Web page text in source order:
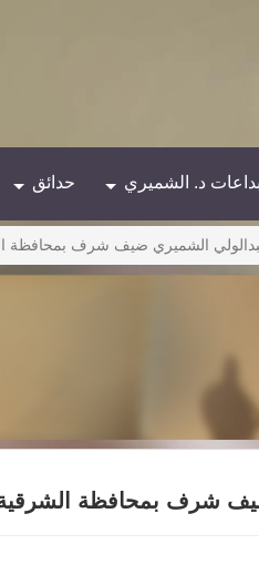
إبداعات د. الشميري حدائق
عبدالولي الشميري ضيف شرف بمحافظة
ضيف شرف بمحافظة